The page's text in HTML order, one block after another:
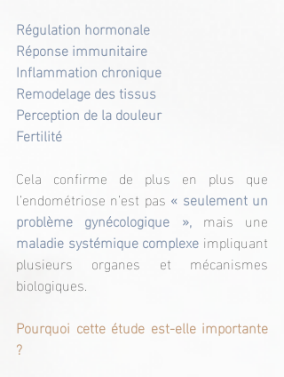
Régulation hormonale
Réponse immunitaire
Inflammation chronique
Remodelage des tissus
Perception de la douleur
Fertilité
Cela confirme de plus en plus que
l’endométriose n’est pas « seulement un
problème gynécologique »,
maladie systémique complexe impliquant
plusieurs organes et mécanismes
biologiques.
Pourquoi cette étude est-elle importante
?